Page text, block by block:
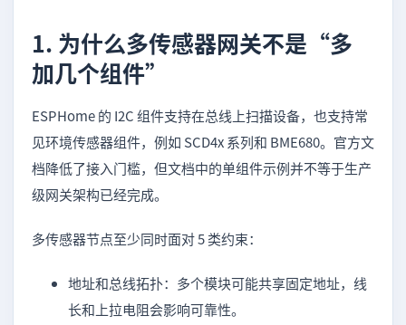
1. 为什么多传感器网关不是“多
加几个组件”
ESPHome 的 I2C 组件支持在总线上扫描设备，也支持常
见环境传感器组件，例如 SCD4x 系列和 BME680。官方文
档降低了接入门槛，但文档中的单组件示例并不等于生产
级网关架构已经完成。
多传感器节点至少同时面对 5 类约束：
地址和总线拓扑：多个模块可能共享固定地址，线
长和上拉电阻会影响可靠性。